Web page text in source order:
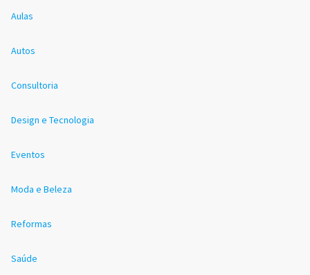
Aulas
Autos
Consultoria
Design e Tecnologia
Eventos
Moda e Beleza
Reformas
Saúde